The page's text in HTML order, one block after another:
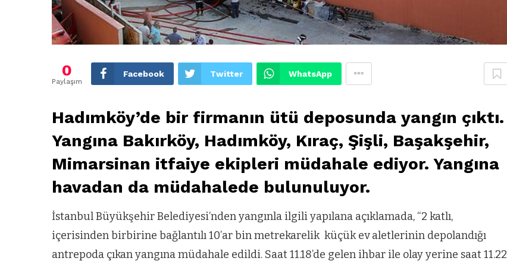
0
Paylaşım
Facebook Twitter WhatsApp
Hadımköy’de bir firmanın ütü deposunda yangın çıktı.
Yangına Bakırköy, Hadımköy, Kıraç, Şişli, Başakşehir,
Mimarsinan itfaiye ekipleri müdahale ediyor. Yangına
havadan da müdahalede bulunuluyor.
İstanbul Büyükşehir Belediyesi’nden yangınla ilgili yapılana açıklamada, “2 katlı,
içerisinden birbirine bağlantılı 10’ar bin metrekarelik küçük ev aletlerinin depolandığı
antrepoda çıkan yangına müdahale edildi. Saat 11.18’de gelen ihbar ile olay yerine saat 11.22